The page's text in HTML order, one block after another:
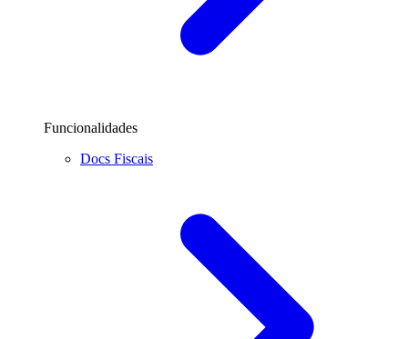
Funcionalidades
Docs Fiscais